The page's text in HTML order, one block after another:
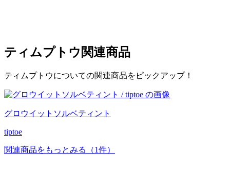
ティムプトウ 関連商品
ティムプトウについての関連商品をピックアップ！
グロウイットソルベティント
tiptoe
関連商品をもっとみる （1件）